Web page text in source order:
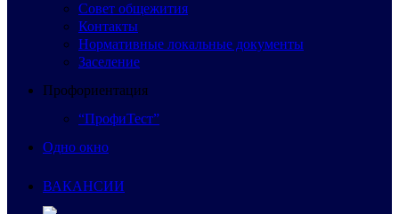
Совет общежития
Контакты
Нормативные локальные документы
Заселение
Профориентация
“ПрофиТест”
Одно окно
ВАКАНСИИ